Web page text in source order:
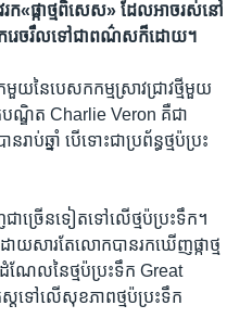
ក«​ផ្កាថ្ម​ពិសេស» ដែល​អាច​​រស់នៅ​
សឹក​រេចរឹល​ទៅ​ជា​ពណ៌​ស​ក៏​ដោយ។​​​
យ​នៃ​បេសកកម្ម​ស្រាវជ្រាវ​ថ្មី​មួយ​
បណ្ឌិត​ Charlie Veron​ គឺ​ជា​
ាប់​ឆ្នាំ​ បើ​ទោះ​ជា​ប្រព័ន្ធ​ថ្ម​ប៉ប្រះ​
ា​ច្រើន​ទៀត​ទៅ​លើ​ថ្ម​ប៉ប្រះ​ទឹក។
យ​សារ​តែ​លោក​បាន​រក​ឃើញ​ផ្កាថ្ម​
ណែលនៃ​ថ្ម​ប៉ប្រះទឹក Great
ស្ត​ទៅ​លើសុខភាព​ថ្ម​ប៉ប្រះ​ទឹក​